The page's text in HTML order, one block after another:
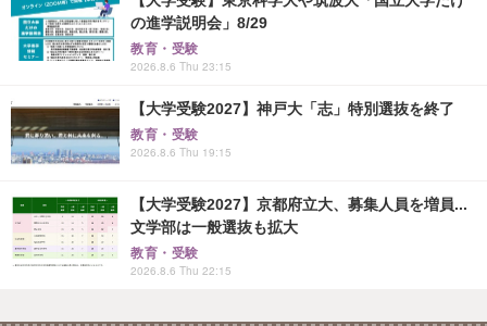
の進学説明会」8/29
教育・受験
2026.8.6 Thu 23:15
【大学受験2027】神戸大「志」特別選抜を終了
教育・受験
2026.8.6 Thu 19:15
【大学受験2027】京都府立大、募集人員を増員...
文学部は一般選抜も拡大
教育・受験
2026.8.6 Thu 22:15